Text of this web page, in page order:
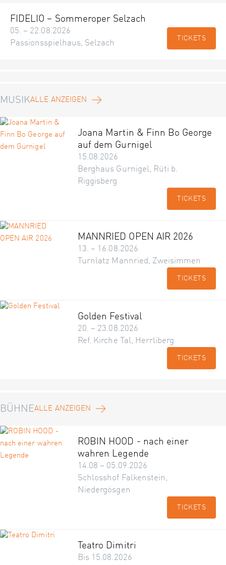
FIDELIO – Sommeroper Selzach
05. – 22.08.2026
Passionsspielhaus, Selzach
TICKETS
MUSIKALLE ANZEIGEN
Joana Martin & Finn Bo George
auf dem Gurnigel
15.08.2026
Berghaus Gurnigel, Rüti b.
Riggisberg
TICKETS
MANNRIED OPEN AIR 2026
13. – 16.08.2026
Turnlatz Mannried, Zweisimmen
TICKETS
Golden Festival
20. – 23.08.2026
Ref. Kirche Tal, Herrliberg
TICKETS
BÜHNEALLE ANZEIGEN
ROBIN HOOD - nach einer
wahren Legende
14.08 – 05.09.2026
Schlosshof Falkenstein,
Niedergösgen
TICKETS
Teatro Dimitri
Bis 15.08.2026